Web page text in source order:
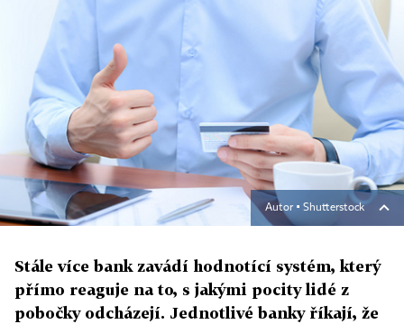
Autor ▪ Shutterstock
Stále více bank zavádí hodnotící systém, který
přímo reaguje na to, s jakými pocity lidé z
pobočky odcházejí. Jednotlivé banky říkají, že